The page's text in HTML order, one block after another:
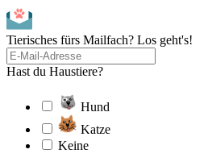
Tierisches fürs Mailfach? Los geht's!
Hast du Haustiere?
Hund
Katze
Keine